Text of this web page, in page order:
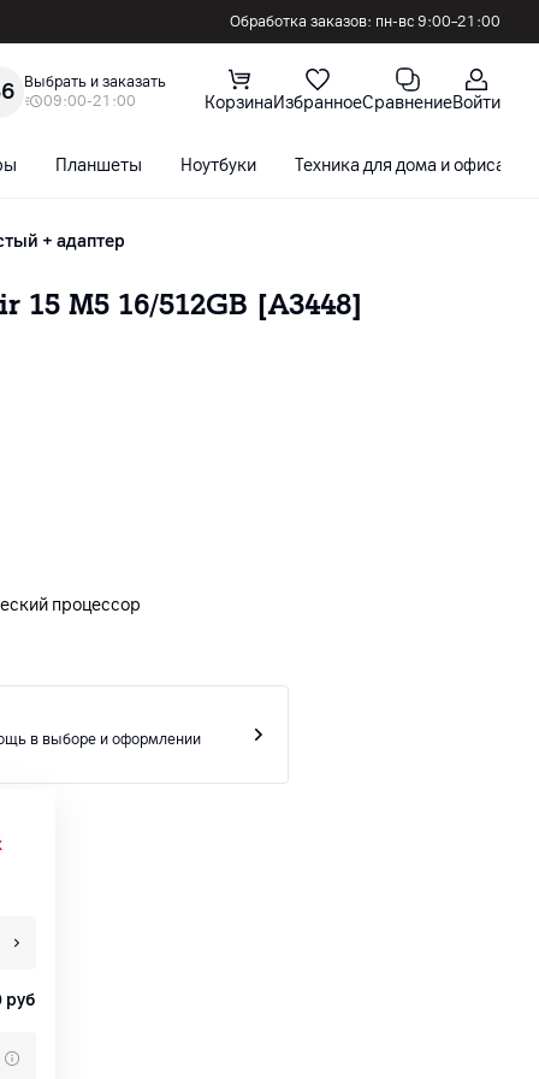
Обработка заказов: пн-вс 9:00–21:00
Выбрать и заказать
09:00-21:00
КорзинаИзбранноеСравнениеВойти
Планшеты Ноутбуки Техника для дома и офиса
+ адаптер
15 M5 16/512GB [A3448]
процессор
в выборе и оформлении
руб